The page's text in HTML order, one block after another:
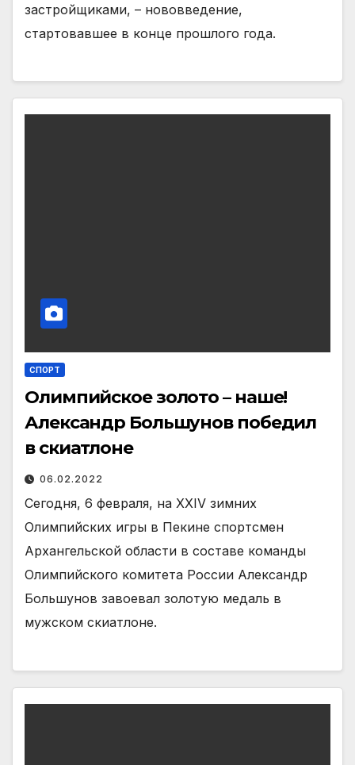
застройщиками, – нововведение,
стартовавшее в конце прошлого года.
СПОРТ
Олимпийское золото – наше!
Александр Большунов победил
в скиатлоне
06.02.2022
Сегодня, 6 февраля, на XXIV зимних
Олимпийских игры в Пекине спортсмен
Архангельской области в составе команды
Олимпийского комитета России Александр
Большунов завоевал золотую медаль в
мужском скиатлоне.